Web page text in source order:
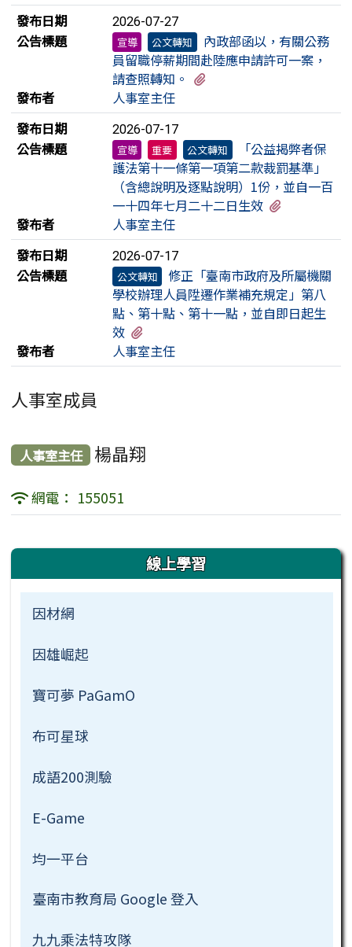
發布日期
2026-07-27
公告標題 宣導 公文轉知
內政部函以，有關公務
員留職停薪期間赴陸應申請許可一案，
請查照轉知。
發布者
人事室主任
發布日期
2026-07-17
公告標題 宣導 重要 公文轉知
「公益揭弊者保
護法第十一條第一項第二款裁罰基準」
（含總說明及逐點說明）1份，並自一百
一十四年七月二十二日生效
發布者
人事室主任
發布日期
2026-07-17
公告標題 公文轉知
修正「臺南市政府及所屬機關
學校辦理人員陞遷作業補充規定」第八
點、第十點、第十一點，並自即日起生
效
發布者
人事室主任
人事室成員
人事室主任 楊晶翔
網電： 155051
左邊區域內容 線上學習
因材網
因雄崛起
寶可夢 PaGamO
布可星球
成語200測驗
E-Game
均一平台
臺南市教育局 Google 登入
九九乘法特攻隊